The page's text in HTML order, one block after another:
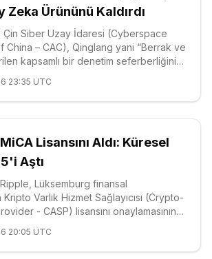
Zeka Ürününü Kaldırdı
Siber Uzay İdaresi (Cyberspace
China – CAC), Qinglang yani “Berrak ve
kapsamlı bir denetim seferberliğinin
yapay zeka (artificial intelligence – AI)
23:35 UTC
Lisansını Aldı: Küresel
Aştı
Lüksemburg finansal
Varlık Hizmet Sağlayıcısı (Crypto-
- CASP) lisansını onaylamasının
Assets - MiCA) çerçevesi
yetki elde etti. Şirk
20:05 UTC